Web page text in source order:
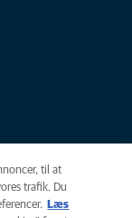
til at
trafik. Du
Læs